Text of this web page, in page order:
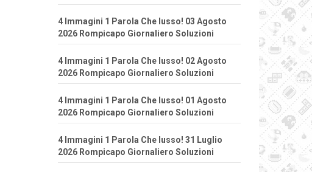
4 Immagini 1 Parola Che lusso! 03 Agosto
2026 Rompicapo Giornaliero Soluzioni
4 Immagini 1 Parola Che lusso! 02 Agosto
2026 Rompicapo Giornaliero Soluzioni
4 Immagini 1 Parola Che lusso! 01 Agosto
2026 Rompicapo Giornaliero Soluzioni
4 Immagini 1 Parola Che lusso! 31 Luglio
2026 Rompicapo Giornaliero Soluzioni